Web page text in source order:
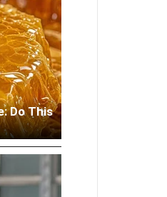
Do This